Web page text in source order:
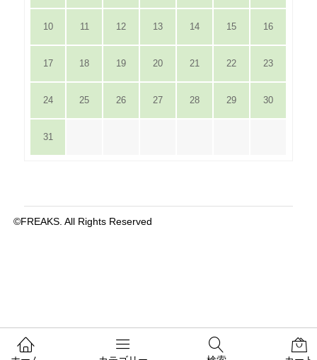
10 11 12 13 14 15 16
17 18 19 20 21 22 23
24 25 26 27 28 29 30
31
©FREAKS. All Rights Reserved